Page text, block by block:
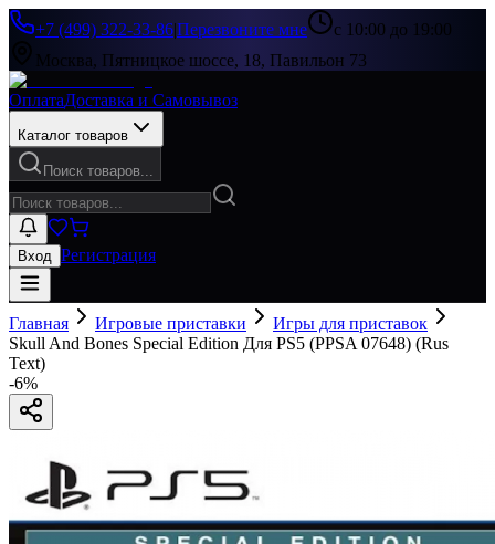
+7 (499) 322-33-86|Перезвоните мне
с 10:00 до 19:00
Москва, Пятницкое шоссе, 18, Павильон 73
ОплатаДоставка и Самовывоз
Каталог товаров
Поиск товаров...
Вход Регистрация
Главная Игровые приставки
Игры для приставок
Skull And Bones Special Edition Для PS5 (PPSA 07648) (Rus
Text)
-6%